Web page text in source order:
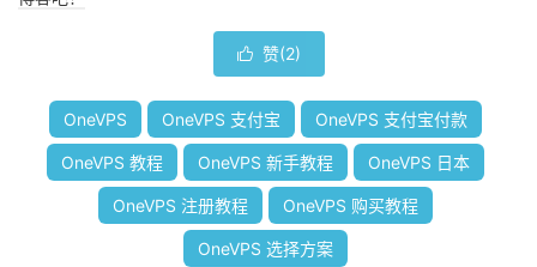
 赞(2)
OneVPS OneVPS 支付宝 OneVPS 支付宝付款
OneVPS 教程 OneVPS 新手教程 OneVPS 日本
OneVPS 注册教程 OneVPS 购买教程
OneVPS 选择方案